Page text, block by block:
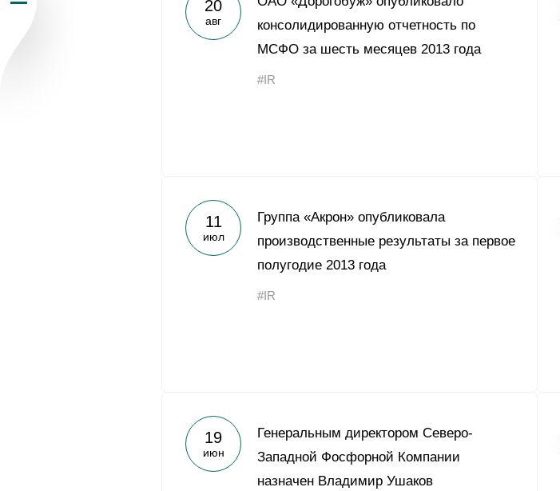
Пресс-центр
Карьера
20
авг
консолидированную отчетность по
МСФО за шесть месяцев 2013 года
#IR
11
июл
Группа «Акрон» опубликовала
производственные результаты за первое
полугодие 2013 года
#IR
19
июн
Генеральным директором Северо-
Западной Фосфорной Компании
назначен Владимир Ушаков